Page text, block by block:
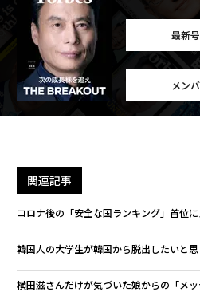
最新
メン
関連記事
コロナ後の「安全な国ランキング」首位
韓国人の大学生が韓国から脱出したいと
横田滋さんだけが気づいた娘からの「メッ